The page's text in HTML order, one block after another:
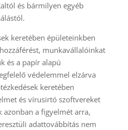
és bármilyen egyéb
keretében épületeinkben
munkavállalóinkat
és a papír alapú
védelemmel elzárva
keretében
és vírusirtó szoftvereket
azonban a figyelmét arra,
adattovábbítás nem